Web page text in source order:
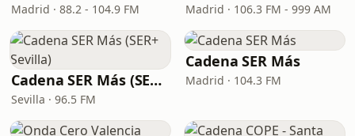
Madrid · 88.2 - 104.9 FM Madrid · 106.3 FM - 999 AM
Cadena SER Más (SER+ Sevilla)
Sevilla · 96.5 FM
Cadena SER Más
Madrid · 104.3 FM